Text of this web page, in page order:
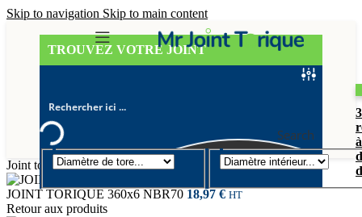
Skip to navigation Skip to main content
TROUVEZ VOTRE JOINT
Search
Joint torique/ Diamètre de tore 6mm
JOINT TORIQUE 360x6 NBR70 18,97 € HT
Retour aux produits